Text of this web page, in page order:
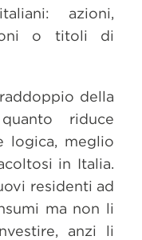
azioni,
o titoli di
della
riduce
logica, meglio
in Italia.
residenti ad
ma non li
anzi li